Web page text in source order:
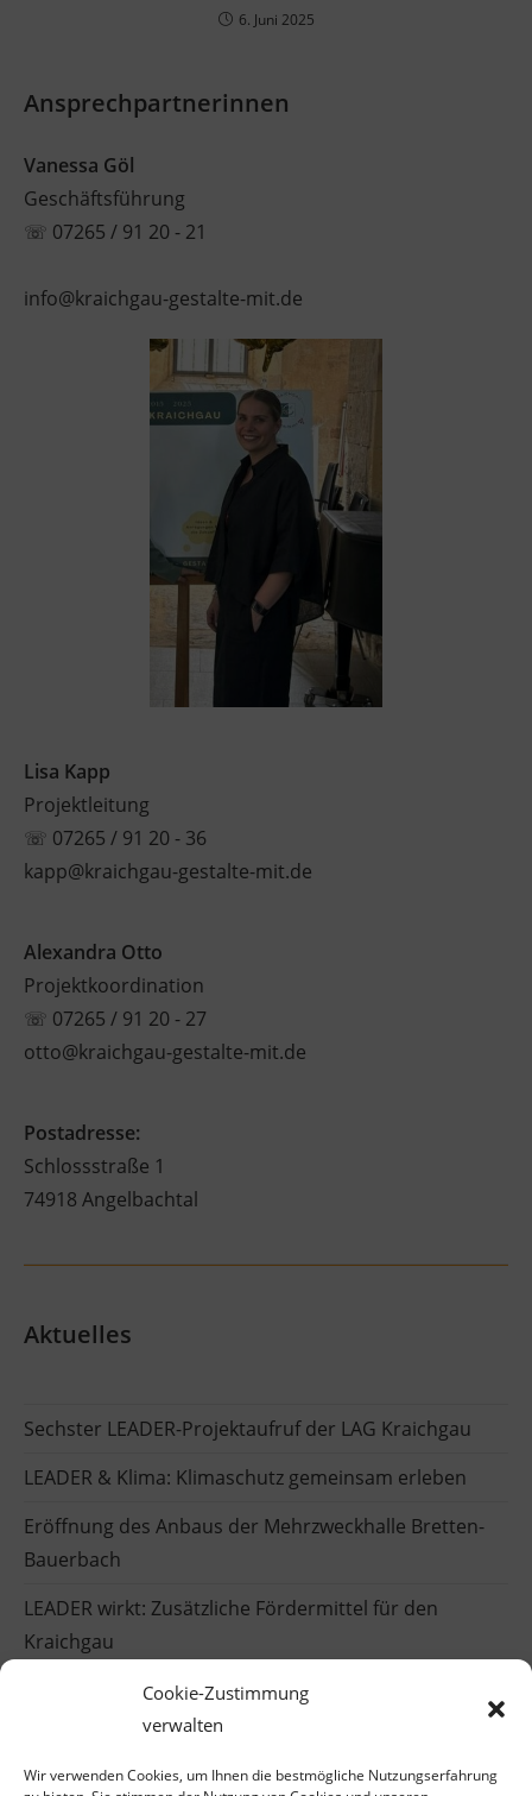
Cookie-Zustimmung
verwalten
Wir verwenden Cookies, um Ihnen die bestmögliche Nutzungserfahrung
6. Juni 2025
Ansprechpartnerinnen
Vanessa Göl
Geschäftsführung
☏ 07265 / 91 20 - 21
info@kraichgau-gestalte-mit.de
Lisa Kapp
Projektleitung
☏ 07265 / 91 20 - 36
kapp@kraichgau-gestalte-mit.de
Alexandra Otto
Projektkoordination
☏ 07265 / 91 20 - 27
otto@kraichgau-gestalte-mit.de
Postadresse:
Schlossstraße 1
74918 Angelbachtal
Aktuelles
Sechster LEADER-Projektaufruf der LAG Kraichgau
LEADER & Klima: Klimaschutz gemeinsam erleben
Eröffnung des Anbaus der Mehrzweckhalle Bretten-
Bauerbach
LEADER wirkt: Zusätzliche Fördermittel für den
Kraichgau
Einblicke in die LEADER-Welt